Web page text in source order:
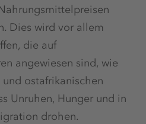
Dies wird vor allem
die auf
angewiesen sind, wie
ostafrikanischen
Unruhen, Hunger und in
drohen.